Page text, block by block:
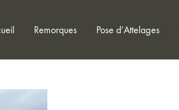
Remorques Pose d’Attelages